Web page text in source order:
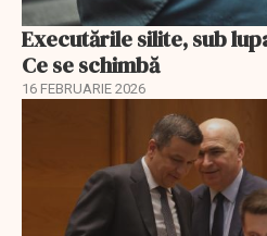
Executările silite, sub
Ce se schimbă
16 FEBRUARIE 2026